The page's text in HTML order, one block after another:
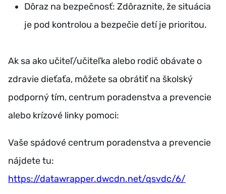
Dôraz na bezpečnosť: Zdôraznite, že situácia
je pod kontrolou a bezpečie detí je prioritou.
Ak sa ako učiteľ/učiteľka alebo rodič obávate o
zdravie dieťaťa, môžete sa obrátiť na školský
podporný tím, centrum poradenstva a prevencie
alebo krízové linky pomoci:
Vaše spádové centrum poradenstva a prevencie
nájdete tu:
https://datawrapper.dwcdn.net/qsvdc/6/